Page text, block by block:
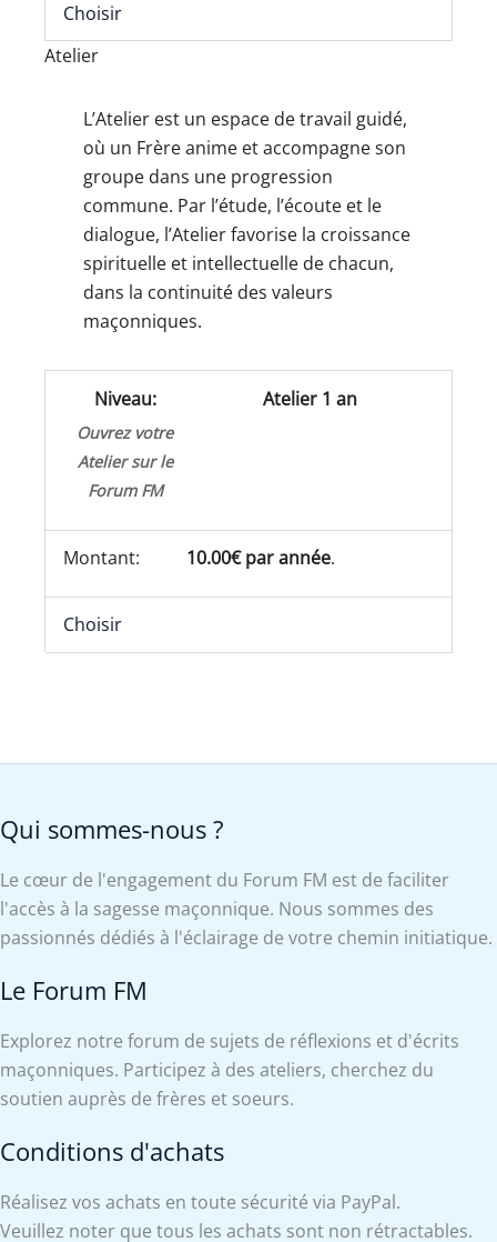
Choisir
Atelier
L’Atelier est un espace de travail guidé,
où un Frère anime et accompagne son
groupe dans une progression
commune. Par l’étude, l’écoute et le
dialogue, l’Atelier favorise la croissance
spirituelle et intellectuelle de chacun,
dans la continuité des valeurs
maçonniques.
Atelier 1 an
Ouvrez votre
Atelier sur le
Forum FM
10.00€ par année.
Choisir
Qui sommes-nous ?
Le cœur de l'engagement du Forum FM est de faciliter
l'accès à la sagesse maçonnique. Nous sommes des
passionnés dédiés à l'éclairage de votre chemin initiatique.
Le Forum FM
Explorez notre forum de sujets de réflexions et d'écrits
maçonniques. Participez à des ateliers, cherchez du
soutien auprès de frères et soeurs.
Conditions d'achats
Réalisez vos achats en toute sécurité via PayPal.
Veuillez noter que tous les achats sont non rétractables.